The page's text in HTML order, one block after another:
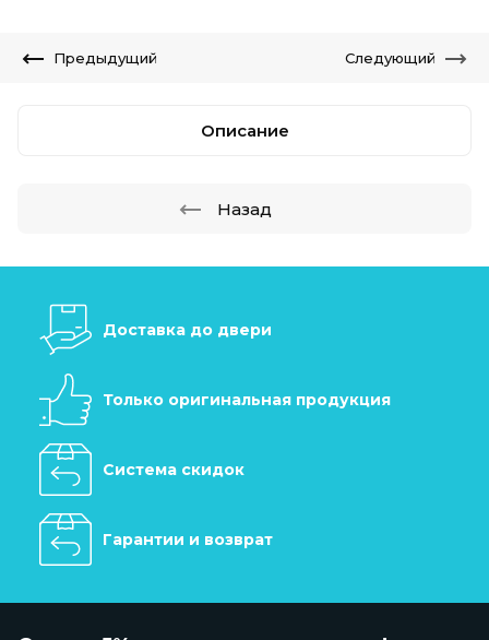
Предыдущий Следующий
Описание
Назад
Доставка до двери
Только оригинальная продукция
Система скидок
Гарантии и возврат